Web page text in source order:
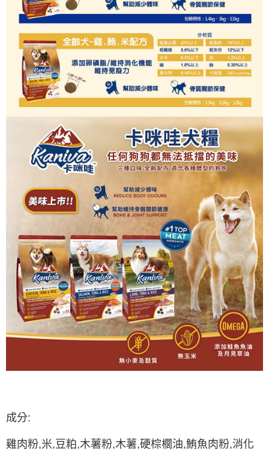
成分:
雞肉粉,米,豆粕,木薯粉,木薯,硬棕櫚油,鮪魚肉粉,消化